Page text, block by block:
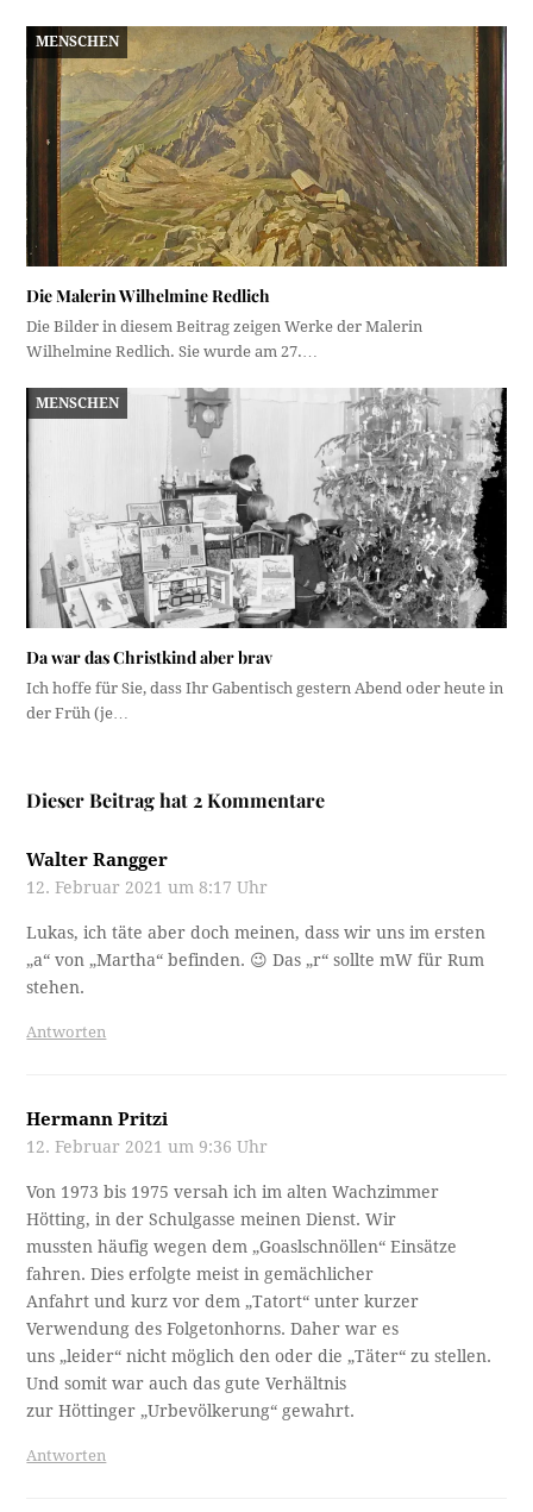
MENSCHEN
Die Malerin Wilhelmine Redlich
Die Bilder in diesem Beitrag zeigen Werke der Malerin
Wilhelmine Redlich. Sie wurde am 27.…
MENSCHEN
Da war das Christkind aber brav
Ich hoffe für Sie, dass Ihr Gabentisch gestern Abend oder heute in
der Früh (je…
Dieser Beitrag hat 2 Kommentare
Walter Rangger
12. Februar 2021 um 8:17 Uhr
Lukas, ich täte aber doch meinen, dass wir uns im ersten
„a“ von „Martha“ befinden. 😉 Das „r“ sollte mW für Rum
stehen.
Antworten
Hermann Pritzi
12. Februar 2021 um 9:36 Uhr
Von 1973 bis 1975 versah ich im alten Wachzimmer
Hötting, in der Schulgasse meinen Dienst. Wir
mussten häufig wegen dem „Goaslschnöllen“ Einsätze
fahren. Dies erfolgte meist in gemächlicher
Anfahrt und kurz vor dem „Tatort“ unter kurzer
Verwendung des Folgetonhorns. Daher war es
uns „leider“ nicht möglich den oder die „Täter“ zu stellen.
Und somit war auch das gute Verhältnis
zur Höttinger „Urbevölkerung“ gewahrt.
Antworten